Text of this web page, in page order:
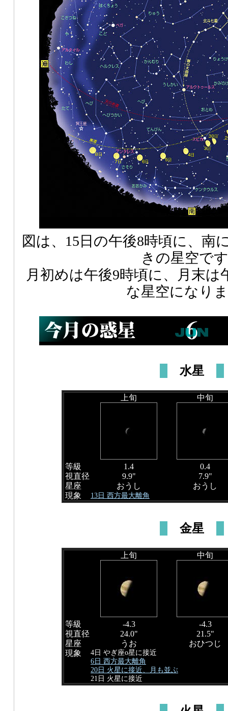
図は、15日の午後8時頃に、南
きの星空で
月初めは午後9時頃に、月末は
な星空になり
水星
上旬 中旬
等級 1.4
0.4
視直径
9.9"
7.9"
星座
おうし
おうし
現象
13日 西方最大離角
金星
上旬 中旬
等級 -4.3
-4.3
視直径
24.0"
21.5"
星座
うお
おひつじ
現象
4日 やぎ座ο星に接近
6日 西方最大離角
20日 火星に接近、月も並ぶ
21日 火星に接近